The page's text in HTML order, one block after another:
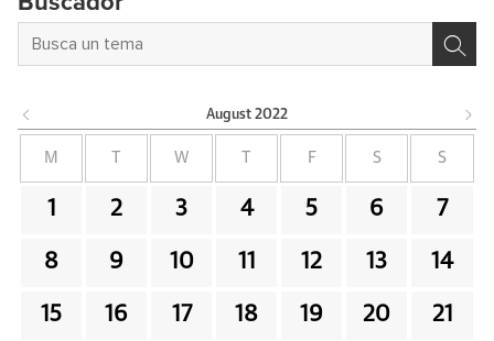
August 2022
M W F S S
1 2 3 4 5 6 7
8 9 10 11 12 13 14
15 16 17 18 19 20 21